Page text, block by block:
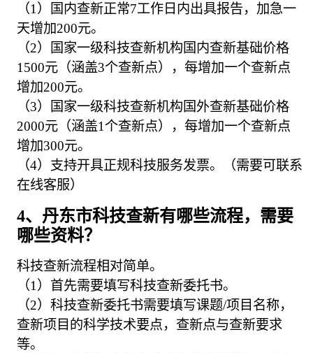
（1）国内查新正常7工作日内出具报告，加急一
天增加200元。
（2）国家一级科技查新机构国内查新基础价格
1500元（涵盖3个查新点），每增加一个查新点
增加200元。
（3）国家一级科技查新机构国外查新基础价格
2000元（涵盖1个查新点），每增加一个查新点
增加300元。
（4）支持开具正规科技服务发票。（需要可联系
在线客服）
4、丹东市科技查新有哪些流程，需要
哪些资料？
科技查新流程相对简单。
（1）首先需要填写科技查新委托书。
（2）科技查新委托书需要填写课题/项目名称，
查新项目的科学技术要点，查新点与查新要求
等。